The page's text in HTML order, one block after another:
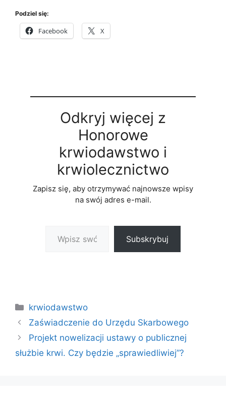
Podziel się:
Facebook X
Odkryj więcej z
Honorowe
krwiodawstwo i
krwiolecznictwo
Zapisz się, aby otrzymywać najnowsze wpisy
na swój adres e-mail.
Subskrybuj
Kategorie
krwiodawstwo
Zaświadczenie do Urzędu Skarbowego
Projekt nowelizacji ustawy o publicznej
służbie krwi. Czy będzie „sprawiedliwiej”?